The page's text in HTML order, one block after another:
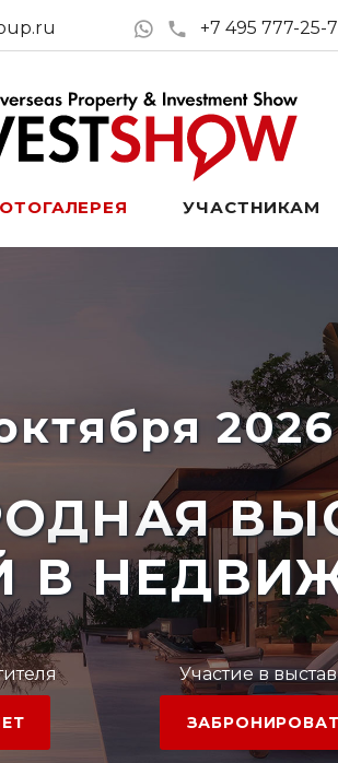
+7 495 777-25-
УЧАСТНИКАМ
2026
В
Участие в